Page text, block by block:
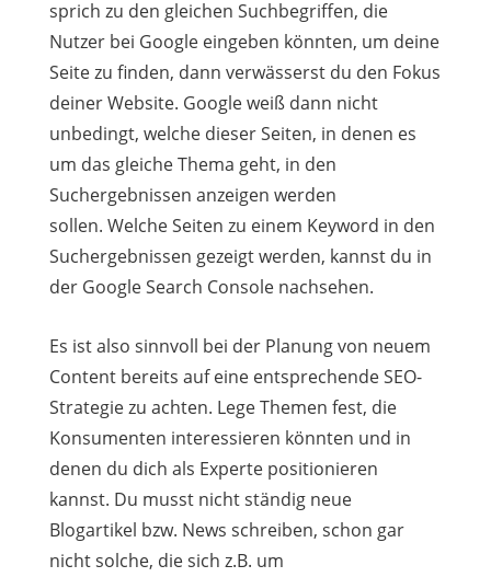
sprich zu den gleichen Suchbegriffen, die
Nutzer bei Google eingeben könnten, um deine
Seite zu finden, dann verwässerst du den Fokus
deiner Website. Google weiß dann nicht
unbedingt, welche dieser Seiten, in denen es
um das gleiche Thema geht, in den
Suchergebnissen anzeigen werden
sollen. Welche Seiten zu einem Keyword in den
Suchergebnissen gezeigt werden, kannst du in
der Google Search Console nachsehen.
Es ist also sinnvoll bei der Planung von neuem
Content bereits auf eine entsprechende SEO-
Strategie zu achten. Lege Themen fest, die
Konsumenten interessieren könnten und in
denen du dich als Experte positionieren
kannst. Du musst nicht ständig neue
Blogartikel bzw. News schreiben, schon gar
nicht solche, die sich z.B. um